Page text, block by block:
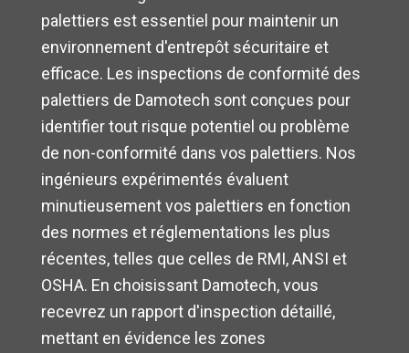
palettiers est essentiel pour maintenir un
environnement d'entrepôt sécuritaire et
efficace. Les inspections de conformité des
palettiers de Damotech sont conçues pour
identifier tout risque potentiel ou problème
de non-conformité dans vos palettiers. Nos
ingénieurs expérimentés évaluent
minutieusement vos palettiers en fonction
des normes et réglementations les plus
récentes, telles que celles de RMI, ANSI et
OSHA. En choisissant Damotech, vous
recevrez un rapport d'inspection détaillé,
mettant en évidence les zones